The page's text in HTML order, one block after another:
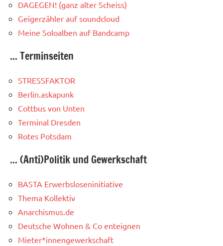
DAGEGEN! (ganz alter Scheiss)
Geigerzähler auf soundcloud
Meine Soloalben auf Bandcamp
... Terminseiten
STRESSFAKTOR
Berlin.askapunk
Cottbus von Unten
Terminal Dresden
Rotes Potsdam
... (Anti)Politik und Gewerkschaft
BASTA Erwerbsloseninitiative
Thema Kollektiv
Anarchismus.de
Deutsche Wohnen & Co enteignen
Mieter*innengewerkschaft